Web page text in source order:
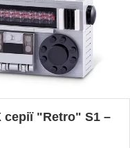
"Retro" S1 –